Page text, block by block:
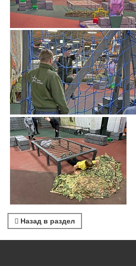
Назад в раздел